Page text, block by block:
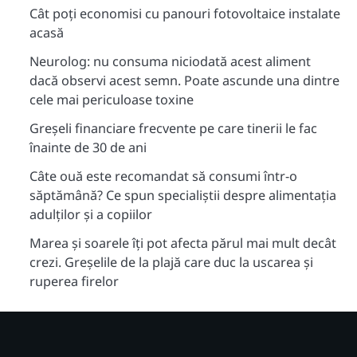
Cât poți economisi cu panouri fotovoltaice instalate
acasă
Neurolog: nu consuma niciodată acest aliment
dacă observi acest semn. Poate ascunde una dintre
cele mai periculoase toxine
Greșeli financiare frecvente pe care tinerii le fac
înainte de 30 de ani
Câte ouă este recomandat să consumi într-o
săptămână? Ce spun specialiștii despre alimentația
adulților și a copiilor
Marea și soarele îți pot afecta părul mai mult decât
crezi. Greșelile de la plajă care duc la uscarea și
ruperea firelor